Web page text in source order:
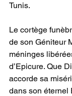
Tunis.
Le cortège
de son Géniteur
méninges
d’Epicure. Que
accorde sa
dans son éternel